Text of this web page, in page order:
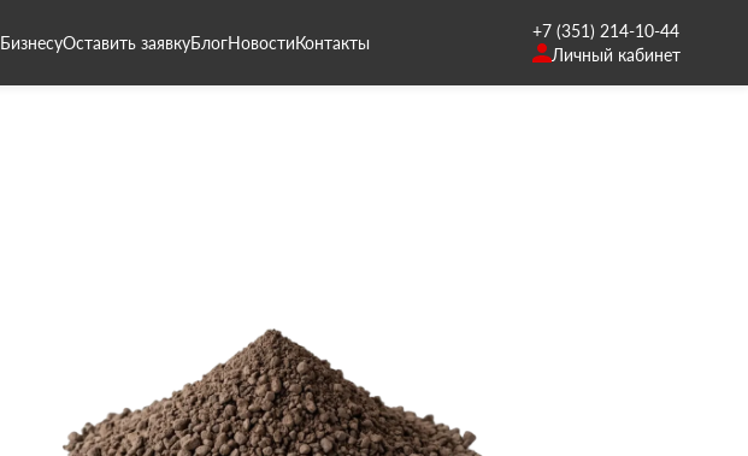
БизнесуОставить заявкуБлогНовостиКонтакты
+7 (351) 214-10-44
Личный кабинет